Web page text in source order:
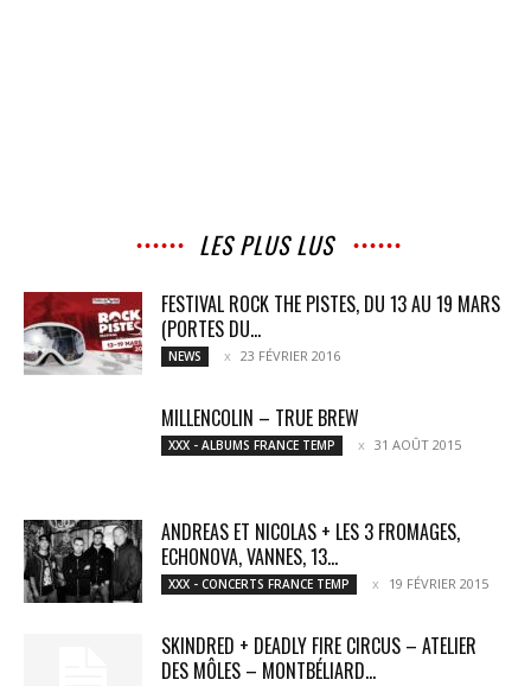
LES PLUS LUS
FESTIVAL ROCK THE PISTES, DU 13 AU 19 MARS
(PORTES DU...
NEWS 23 FÉVRIER 2016
MILLENCOLIN – TRUE BREW
XXX - ALBUMS FRANCE TEMP 31 AOÛT 2015
ANDREAS ET NICOLAS + LES 3 FROMAGES,
ECHONOVA, VANNES, 13...
XXX - CONCERTS FRANCE TEMP 19 FÉVRIER 2015
SKINDRED + DEADLY FIRE CIRCUS – ATELIER
DES MÔLES – MONTBÉLIARD...